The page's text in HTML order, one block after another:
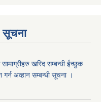
सूचना
खरिद सम्बन्धी ईच्छुक
गर्न अव्हान सम्बन्धी सूचना ।